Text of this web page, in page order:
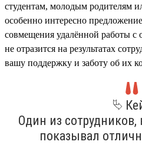
студентам, молодым родителям
особенно интересно
совмещения удалённой работы с
не отразится на результатах
вашу поддержку и заботу об их
⮱
Один из сотрудников,
показывал